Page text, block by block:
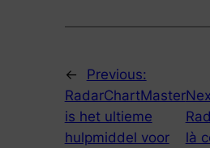
←
Previous:
RadarChartMaster
is het ultieme
hulpmiddel voor
là